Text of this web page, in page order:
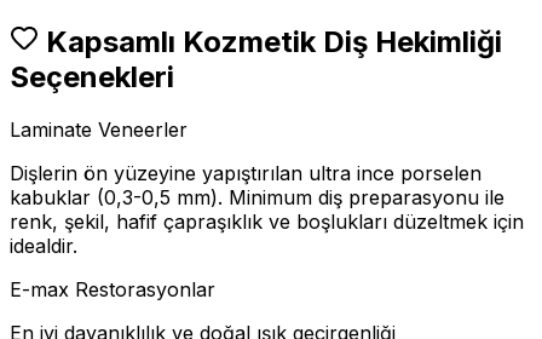
Kapsamlı Kozmetik Diş Hekimliği
Seçenekleri
Laminate Veneerler
Dişlerin ön yüzeyine yapıştırılan ultra ince porselen
kabuklar (0,3-0,5 mm). Minimum diş preparasyonu ile
renk, şekil, hafif çapraşıklık ve boşlukları düzeltmek için
idealdir.
E-max Restorasyonlar
En iyi dayanıklılık ve doğal ışık geçirgenliği